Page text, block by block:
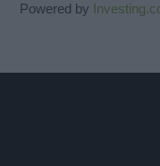
Powered by